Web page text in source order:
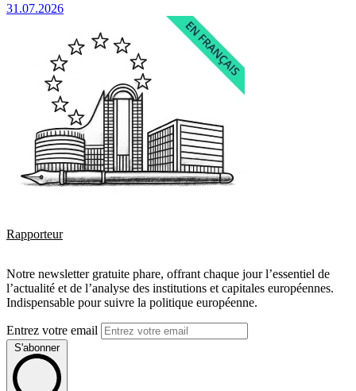
31.07.2026
Rapporteur
Notre newsletter gratuite phare, offrant chaque jour l’essentiel de
l’actualité et de l’analyse des institutions et capitales européennes.
Indispensable pour suivre la politique européenne.
Entrez votre email
S'abonner